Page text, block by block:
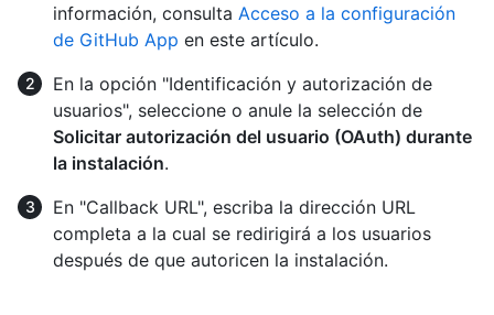
información, consulta Acceso a la configuración
de GitHub App en este artículo.
En la opción "Identificación y autorización de
usuarios", seleccione o anule la selección de
Solicitar autorización del usuario (OAuth) durante
la instalación.
En "Callback URL", escriba la dirección URL
completa a la cual se redirigirá a los usuarios
después de que autoricen la instalación.